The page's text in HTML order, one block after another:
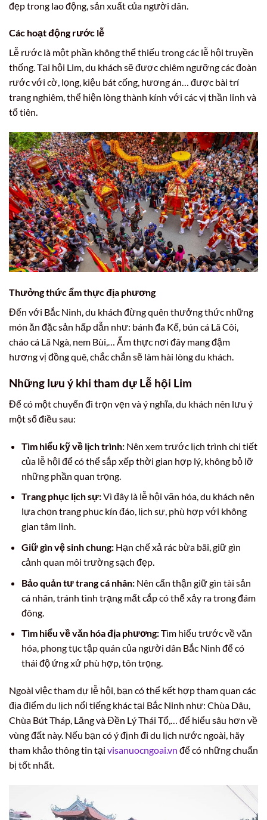
đẹp trong lao động, sản xuất của người dân.
Các hoạt động rước lễ
Lễ rước là một phần không thể thiếu trong các lễ hội truyền
thống. Tại hội Lim, du khách sẽ được chiêm ngưỡng các đoàn
rước với cờ, lọng, kiệu bát cống, hương án… được bài trí
trang nghiêm, thể hiện lòng thành kính với các vị thần linh và
tổ tiên.
Thưởng thức ẩm thực địa phương
Đến với Bắc Ninh, du khách đừng quên thưởng thức những
món ăn đặc sản hấp dẫn như: bánh đa Kế, bún cá Lã Côi,
cháo cá Lã Ngà, nem Bùi,… Ẩm thực nơi đây mang đậm
hương vị đồng quê, chắc chắn sẽ làm hài lòng du khách.
Những lưu ý khi tham dự Lễ hội Lim
Để có một chuyến đi trọn vẹn và ý nghĩa, du khách nên lưu ý
một số điều sau:
Tìm hiểu kỹ về lịch trình:Nên xem trước lịch trình chi tiết
của lễ hội để có thể sắp xếp thời gian hợp lý, không bỏ lỡ
những phần quan trọng.
Trang phục lịch sự:Vì đây là lễ hội văn hóa, du khách nên
lựa chọn trang phục kín đáo, lịch sự, phù hợp với không
gian tâm linh.
Giữ gìn vệ sinh chung:Hạn chế xả rác bừa bãi, giữ gìn
cảnh quan môi trường sạch đẹp.
Bảo quản tư trang cá nhân:Nên cẩn thận giữ gìn tài sản
cá nhân, tránh tình trạng mất cắp có thể xảy ra trong đám
đông.
Tìm hiểu về văn hóa địa phương:Tìm hiểu trước về văn
hóa, phong tục tập quán của người dân Bắc Ninh để có
thái độ ứng xử phù hợp, tôn trọng.
Ngoài việc tham dự lễ hội, bạn có thể kết hợp tham quan các
địa điểm du lịch nổi tiếng khác tại Bắc Ninh như: Chùa Dâu,
Chùa Bút Tháp, Lăng và Đền Lý Thái Tổ,… để hiểu sâu hơn về
vùng đất này. Nếu bạn có ý định đi du lịch nước ngoài, hãy
tham khảo thông tin tại visanuocngoai.vn để có những chuẩn
bị tốt nhất.